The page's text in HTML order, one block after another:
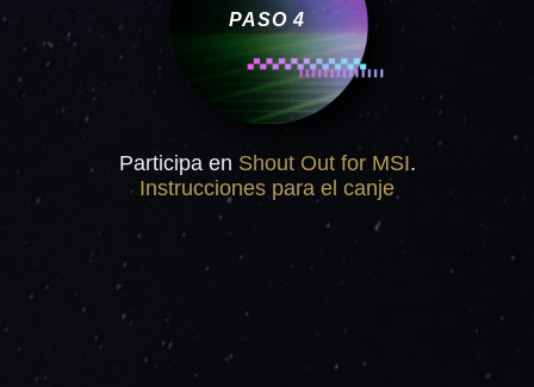
PASO 4
Participa en Shout Out for MSI.
Instrucciones para el canje